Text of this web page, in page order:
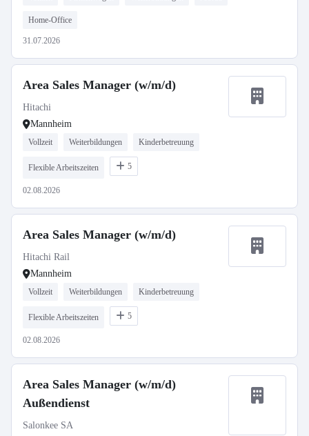
Home-Office
31.07.2026
Area Sales Manager (w/m/d)
Hitachi
Mannheim
Vollzeit Weiterbildungen Kinderbetreuung
Flexible Arbeitszeiten 5
02.08.2026
Area Sales Manager (w/m/d)
Hitachi Rail
Mannheim
Vollzeit Weiterbildungen Kinderbetreuung
Flexible Arbeitszeiten 5
02.08.2026
Area Sales Manager (w/m/d)
Außendienst
Salonkee SA